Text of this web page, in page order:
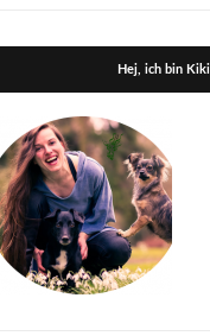
Hej, ich bin Kiki